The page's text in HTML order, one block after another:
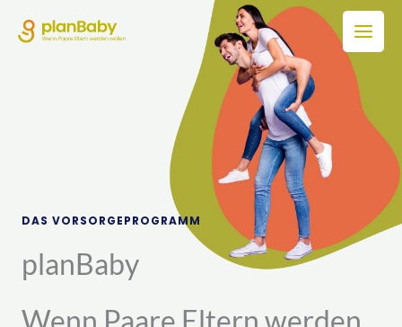
Inhalt
DAS VORSORGEPROGRAMM
planBaby